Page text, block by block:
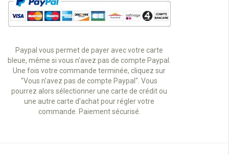
Paypal vous permet de payer avec votre carte
bleue, même si vous n'avez pas de compte Paypal.
Une fois votre commande terminée, cliquez sur
"Vous n'avez pas de compte Paypal". Vous
pourrez alors sélectionner une carte de crédit ou
une autre carte d'achat pour régler votre
commande. Paiement sécurisé.